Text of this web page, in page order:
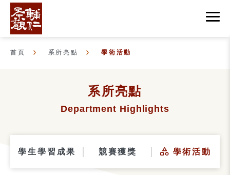
首頁 系所亮點 學術活動
系所亮點
Department Highlights
學生學習成果 競賽獲獎 學術活動